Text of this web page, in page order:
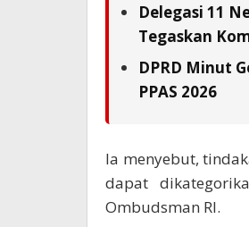
Delegasi 11
Tegaskan
DPRD Minut
PPAS 2026
Ia menyebut,
dapat
Ombudsman RI.